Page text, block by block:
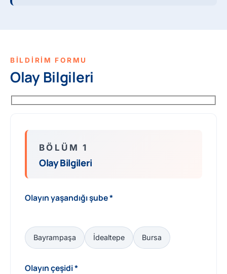
BİLDİRİM FORMU
Olay Bilgileri
BÖLÜM 1
Olay Bilgileri
Olayın yaşandığı şube *
Bayrampaşa İdealtepe Bursa
Olayın çeşidi *